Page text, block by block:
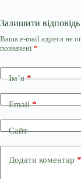
Залишити відповідь
Ваша e-mail адреса не
позначені *
Ім’я*
Email*
Сайт
Додати коментар *